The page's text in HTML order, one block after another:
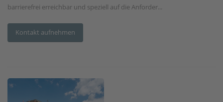
barrierefrei erreichbar und speziell auf die Anforder...
Kontakt aufnehmen